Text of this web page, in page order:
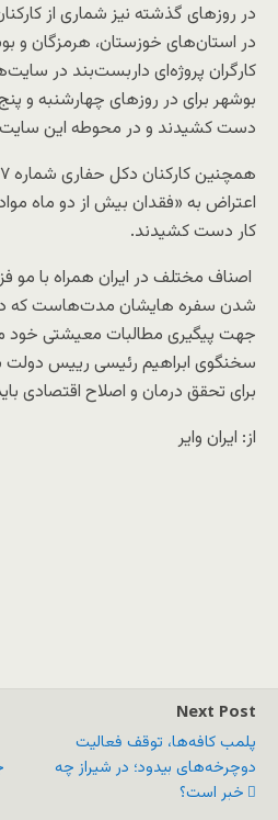
در روزهای گذشته نیز شماری از
در استان‌های خوزستان، هرمزگان و
کارگران پروژه‌ای داربست‌بند در
بوشهر برای در روزهای چهارشنبه و
دست کشیدند و در محوطه این سایت‌ها
اعتراض به «فقدان بیش از دو ماه
کار دست کشیدند.
اصناف مختلف در ایران همراه با مو
شدن سفره ‌هایشان مدت‌هاست که
جهت پیگیری مطالبات معیشتی خود
سخنگوی ابراهیم رئیسی رییس
برای تحقق درمان و اصلاح اقتصادی
از: ایران وایر
Next Post
پلمب کافه‌ها، توقف فعالیت
دوچرخه‌های بیدود؛ در شیراز چه
خبر است؟